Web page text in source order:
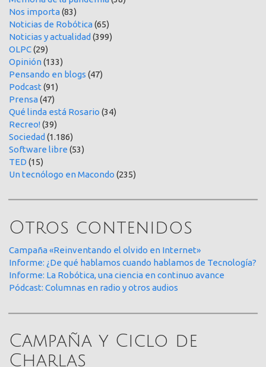
Nos importa(83)
Noticias de Robótica(65)
Noticias y actualidad (399)
OLPC(29)
Opinión(133)
Pensando en blogs (47)
Podcast (91)
Prensa(47)
Qué linda está Rosario (34)
Recreo!(39)
Sociedad (1.186)
Software libre (53)
TED (15)
Un tecnólogo en Macondo (235)
Otros contenidos
Campaña «Reinventando el olvido en Internet»
Informe: ¿De qué hablamos cuando hablamos de Tecnología?
Informe: La Robótica, una ciencia en continuo avance
Pódcast: Columnas en radio y otros audios
Campaña y Ciclo de
Charlas